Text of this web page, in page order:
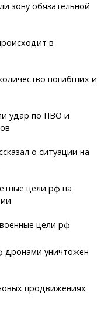
зону обязательной
в
погибших и
удар по ПВО и
о ситуации на
цели рф на
цели рф
дронами уничтожен
продвижениях